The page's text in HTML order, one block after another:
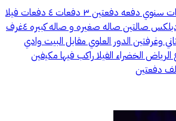
الايجار سنوي نظام الدفعات سنوي دفعه دفعتين ٣ دفعات ٤ دفعات فيلا
للايجار في حي طويق فلا دبلكس صالتين صاله صغيره و صاله كبيره ٤غرف
وغرفتين الدور العلوي مقابل البيت وادي
الخضراء الفيلا راكب فيها مكيفين